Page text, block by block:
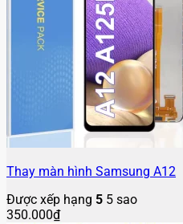
Thay màn hình Samsung A12
Được xếp hạng 5 5 sao
350.000₫